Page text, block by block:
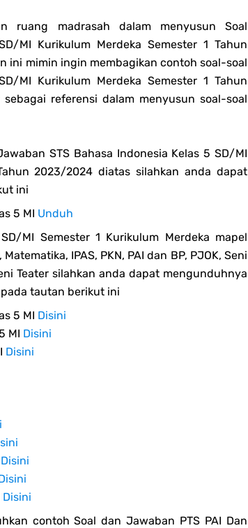
ruang madrasah dalam menyusun Soal
MI Kurikulum Merdeka Semester 1 Tahun
ini mimin ingin membagikan contoh soal-soal
MI Kurikulum Merdeka Semester 1 Tahun
referensi dalam menyusun soal-soal
STS Bahasa Indonesia Kelas 5 SD/MI
2023/2024 diatas silahkan anda dapat
ini
5 MI Unduh
MI Semester 1 Kurikulum Merdeka mapel
IPAS, PKN, PAI dan BP, PJOK, Seni
Teater silahkan anda dapat mengunduhnya
tautan berikut ini
5 MI Disini
MI Disini
Disini
Disini
Disini
contoh Soal dan Jawaban PTS PAI Dan